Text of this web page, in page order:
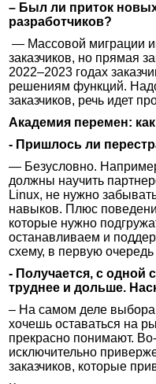
– Был ли приток
разработчиков?
— Массовой миграции
заказчиков, но прямая
2022–2023 годах
решениям функций.
заказчиков, речь идет
Академия перемен:
- Пришлось ли
— Безусловно.
должны научить
Linux, не нужно
навыков. Плюс
которые нужно
останавливаем и
схему, в первую
- Получается, с одной
труднее и дольше.
– На самом деле выбора
хочешь оставаться на
прекрасно понимают.
исключительно
заказчиков, которые